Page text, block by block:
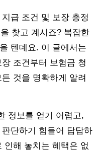
급 조건 및 보장 총정
찾고 계시죠? 복잡한
텐데요. 이 글에서는
조건부터 보험금 청
것을 명확하게 알려
정보를 얻기 어렵고,
단하기 힘들어 답답하
인해 놓치는 혜택은 없